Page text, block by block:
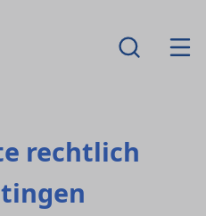
rechtlich